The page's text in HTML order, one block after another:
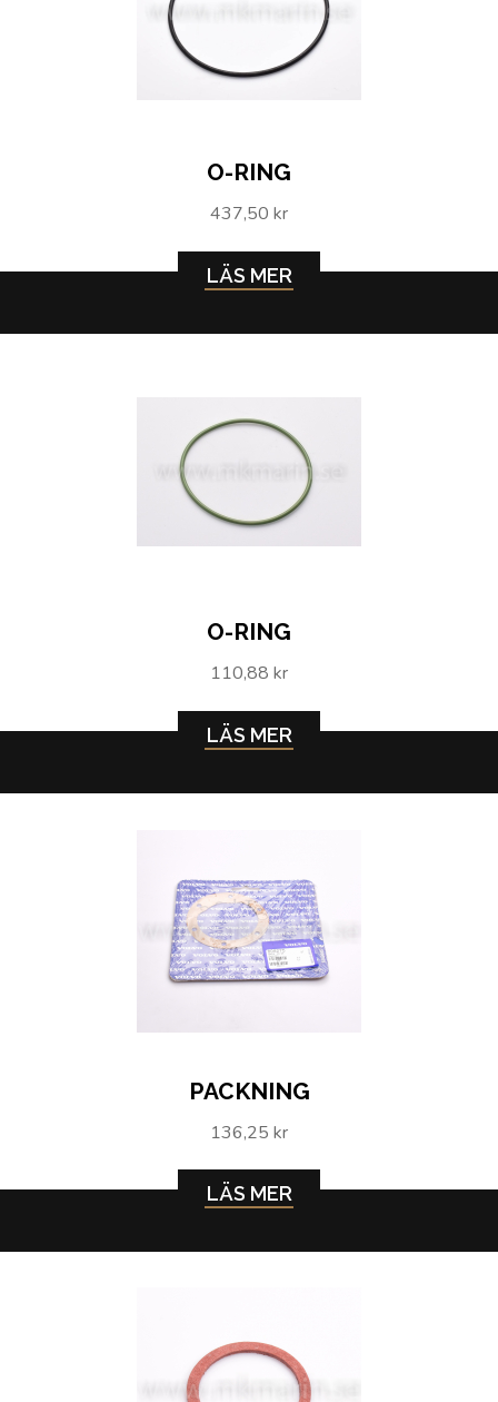
O-RING
437,50 kr
LÄS MER
O-RING
110,88 kr
LÄS MER
PACKNING
136,25 kr
LÄS MER